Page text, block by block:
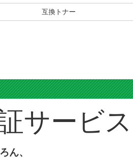
互換トナー
サービス
ん、